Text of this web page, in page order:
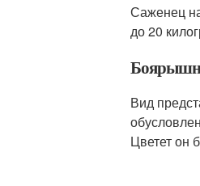
Саженец
до 20
Вид
Цветет он